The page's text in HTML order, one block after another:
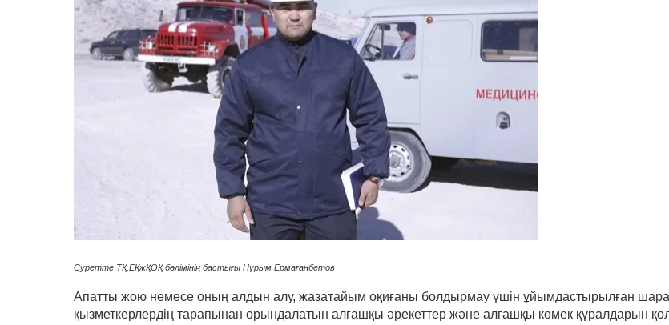
Суретте ТҚ,ЕҚжҚОҚ бөлімінің бастығы Нұрым Ермағанбетов
Апатты жою немесе оның алдын алу, жазатайым оқиғаны болдырмау үшін ұйымдастырылған
қызметкерлердің тарапынан орындалатын алғашқы әрекеттер және алғашқы көмек құралдарын